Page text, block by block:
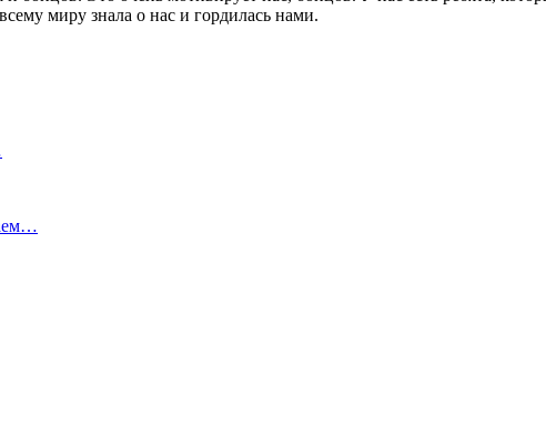
миру знала о нас и гордилась нами.